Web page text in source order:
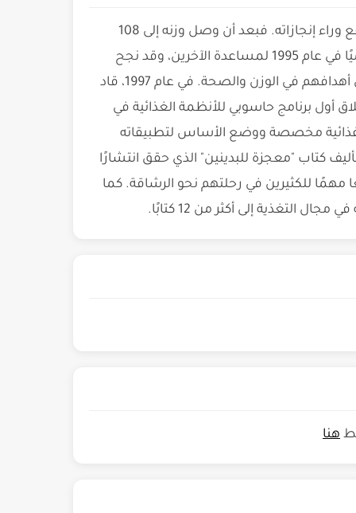
كانت معاناة الدكتور كرماني الشخصية مع السمنة هي الدافع وراء إنجازاته. فبعد أن وصل وزنه إلى 108
كيلوغرامات، صمم نظامًا غذائيًا لنفسه أولاً، ثم أطلقه رسميًا في عام 1995 لمساعدة الآخرين، وقد نجح
برنامجه في مساعدة أكثر من 1.5 مليون شخص على تحقيق أهدافهم في الوزن والصحة. في عام 1997، قاد
أول برنامج حاسوبي للأنظمة الغذائية في
مخصصة ووضع الأساس لتطبيقاته
كتاب "معجزة للبدينين" الذي حقق انتشارًا
من 100 مرة، ليصبح مرجعًا مهمًا للكثيرين في رحلتهم نحو الرشاقة. كما
التغذية إلى أكثر من 12 كتابًا.
هنا